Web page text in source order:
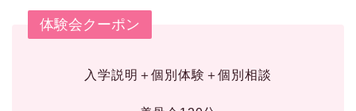
体験会クーポン
入学説明＋個別体験＋個別相談